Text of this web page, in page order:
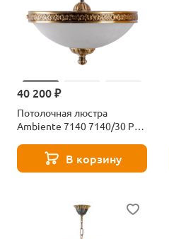
40 200 ₽
Потолочная люстра
Ambiente 7140 7140/30 PL
В корзину